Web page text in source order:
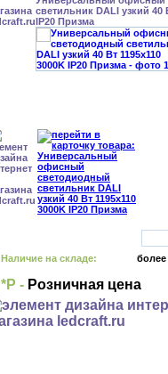
светильник DALI узкий 40
IP20 Призма
Наличие на складе: более
*Р - Розничная цена